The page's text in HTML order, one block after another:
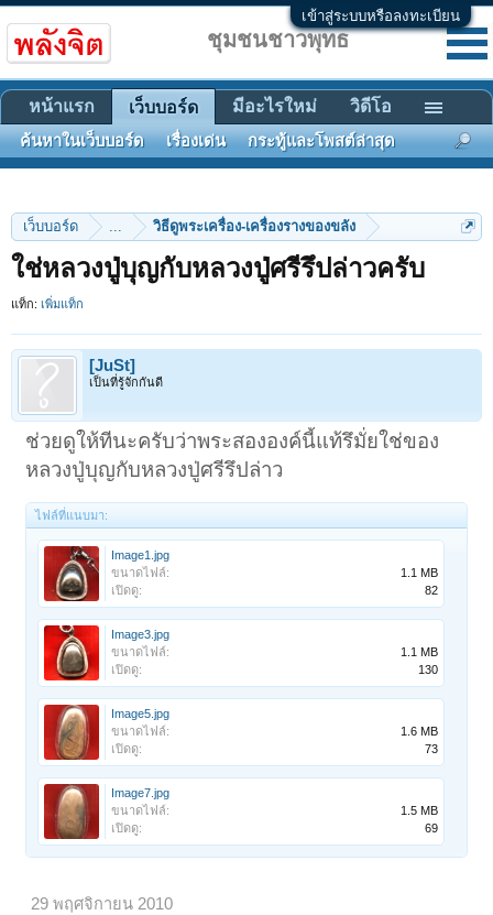
เข้าสู่ระบบหรือลงทะเบียน
เว็บบอร์ด ... วิธีดูพระเครื่อง-เครื่องรางของขลัง
ใช่หลวงปู่บุญกับหลวงปู่ศรีรึปล่าวครับ
แท็ก: เพิ่มแท็ก
[JuSt]
เป็นที่รู้จักกันดี
ช่วยดูให้ทีนะครับว่าพระสององค์นี้แท้รึมั่ยใช่ของ
หลวงปู่บุญกับหลวงปู่ศรีรึปล่าว
ไฟล์ที่แนบมา:
Image1.jpg
ขนาดไฟล์:
1.1 MB
เปิดดู:
82
Image3.jpg
ขนาดไฟล์:
1.1 MB
เปิดดู:
130
Image5.jpg
ขนาดไฟล์:
1.6 MB
เปิดดู:
73
Image7.jpg
ขนาดไฟล์:
1.5 MB
เปิดดู:
69
29 พฤศจิกายน 2010
ชุมชนชาวพุทธ
หน้าแรก เว็บบอร์ด
ค้นหาในเว็บบอร์ด เรื่องเด่น กระทู้และโพสต์ล่าสุด
มีอะไรใหม่ วิดีโอ